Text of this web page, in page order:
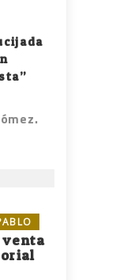
venta